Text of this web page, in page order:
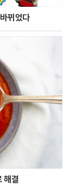
뀌었다
해결